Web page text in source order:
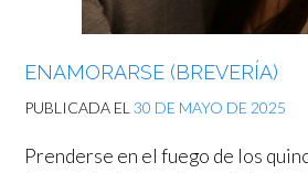
ENAMORARSE (BREVERÍA)
PUBLICADA EL 30 DE MAYO DE 2025
Prenderse en el fuego de los